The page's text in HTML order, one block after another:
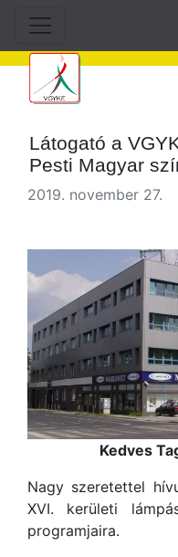
Látogató a
Pesti Magyar
2019. november 27.
Kedves
Nagy szeretettel
XVI. kerületi
programjaira.